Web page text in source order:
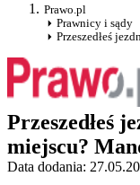
Prawo.pl
Prawnicy i sądy
Przeszedłeś
Przeszedłeś
miejscu?
Data dodania: